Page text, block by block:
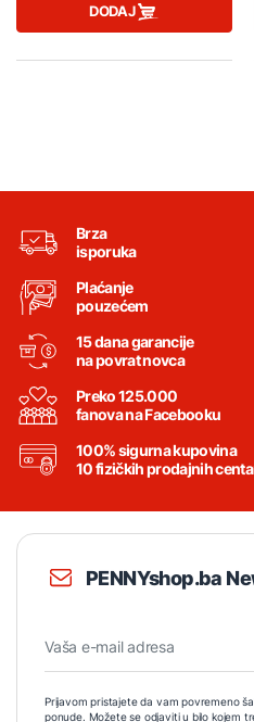
DODAJ
Brza
isporuka
Plaćanje
pouzećem
15 dana garancije
na povrat novca
Preko 125.000
fanova na Facebooku
100% sigurna kupovina
10 fizičkih prodajnih
PENNYshop.ba
Prijavom pristajete da vam povremeno
ponude. Možete se odjaviti u bilo kojem